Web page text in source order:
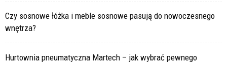
Czy sosnowe łóżka i meble sosnowe pasują do nowoczesnego
wnętrza?
Hurtownia pneumatyczna Martech – jak wybrać pewnego